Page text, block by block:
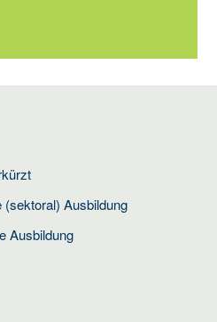
Ausbildung
Ausbildung